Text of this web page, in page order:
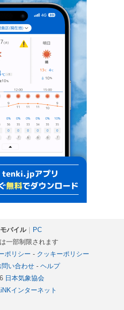
モバイル｜ PC
一部制限されます
ポリシー - クッキーポリシー
問い合わせ- ヘルプ
日本気象協会
インターネット